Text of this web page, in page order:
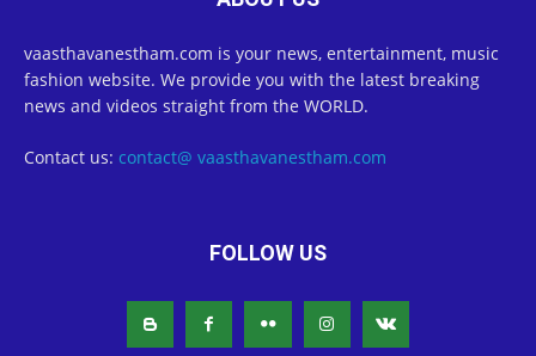
vaasthavanestham.com is your news, entertainment, music
fashion website. We provide you with the latest breaking
news and videos straight from the WORLD.
Contact us: contact@ vaasthavanestham.com
FOLLOW US